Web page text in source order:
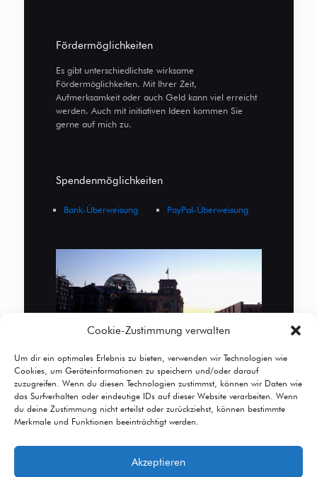
Cookie-Zustimmung verwalten
Um dir ein optimales Erlebnis zu bieten, verwenden wir Technologien wie
Cookies, um Geräteinformationen zu speichern und/oder darauf
zuzugreifen. Wenn du diesen Technologien zustimmst, können wir Daten wie
das Surfverhalten oder eindeutige IDs auf dieser Website verarbeiten. Wenn
du deine Zustimmung nicht erteilst oder zurückziehst, können bestimmte
Merkmale und Funktionen beeinträchtigt werden.
Akzeptieren
Fördermöglichkeiten
Es gibt unterschiedlichste wirksame
Fördermöglichkeiten. Mit Ihrer Zeit,
Aufmerksamkeit oder auch Geld kann viel erreicht
werden. Auch mit initiativen Ideen kommen Sie
gerne auf mich zu.
Spendenmöglichkeiten
Bank-Überweisung PayPal-Überweisung